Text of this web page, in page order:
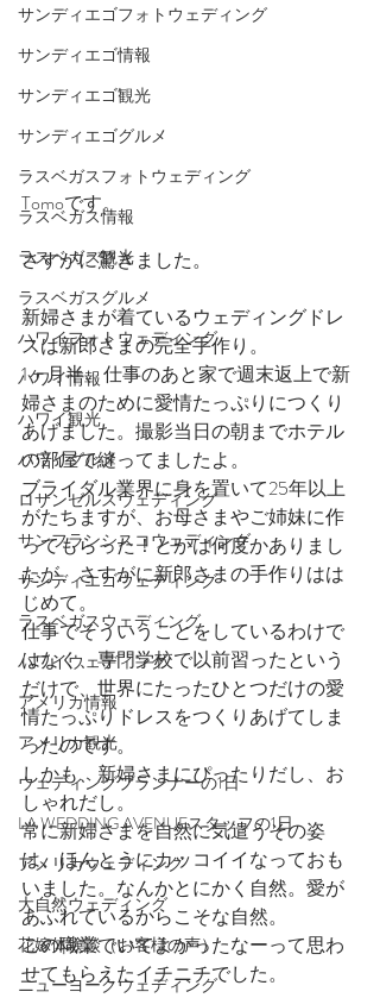
サンディエゴフォトウェディング
サンディエゴ情報
サンディエゴ観光
サンディエゴグルメ
ラスベガスフォトウェディング
ラスベガス情報
ラスベガス観光
ラスベガスグルメ
ハワイフォトウェディング
ハワイ情報
ハワイ観光
ハワイグルメ
ロサンゼルスウェディング
サンフランシスコウェディング
サンディエゴウェディング
ラスベガスウェディング
ハワイウェディング
アメリカ情報
アメリカ観光
ウェディングプランナーの1日
LA WEDDING AVENUEスタッフの1日
アメリカウェディング
大自然ウェディング
花嫁体験談（お客様の声）
ニューヨークウェディング
Tomoです。
さすがに驚きました。
新婦さまが着ているウェディングドレ
スは新郎さまの完全手作り。
1ヶ月半、仕事のあと家で週末返上で新
婦さまのために愛情たっぷりにつくり
あげました。撮影当日の朝までホテル
の部屋で縫ってましたよ。
ブライダル業界に身を置いて25年以上
がたちますが、お母さまやご姉妹に作
ってもらった！とかは何度かありまし
たが、さすがに新郎さまの手作りはは
じめて。
仕事でそういうことをしているわけで
はなく、専門学校で以前習ったという
だけで、世界にたったひとつだけの愛
情たっぷりドレスをつくりあげてしま
ったのです。
しかも、新婦さまにぴったりだし、お
しゃれだし。
常に新婦さまを自然に気遣うその姿
は、ほんとうにカッコイイなっておも
いました。なんかとにかく自然。愛が
あふれているからこそな自然。
この職業でいてよかったなーって思わ
せてもらえたイチニチでした。